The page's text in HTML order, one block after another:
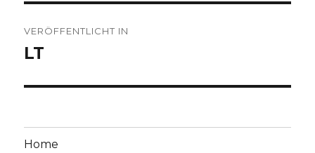
VERÖFFENTLICHT IN
LT
Home